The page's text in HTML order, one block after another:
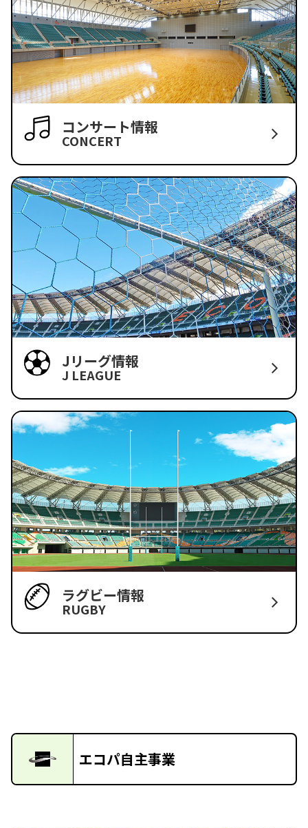
コンサート情報
CONCERT
Jリーグ情報
J LEAGUE
ラグビー情報
RUGBY
エコパ自主事業